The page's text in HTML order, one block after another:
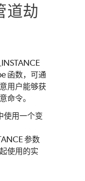
道劫
函数，可通
用户能够获
命令。
使用一个变
参数
使用的实